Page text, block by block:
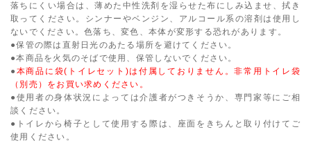
落ちにくい場合は、薄めた中性洗剤を湿らせた布にしみ込ませ、拭き
取ってください。シンナーやベンジン、アルコール系の溶剤は使用し
ないでください。色落ち、変色、本体が変形する恐れがあります。
●保管の際は直射日光のあたる場所を避けてください。
●本商品を火気のそばで使用、保管しないでください。
●本商品に袋(トイレセット)は付属しておりません。非常用トイレ袋
（別売）をお買い求めください。
●使用者の身体状況によっては介護者がつきそうか、専門家等にご相
談ください。
●トイレから椅子として使用する際は、座面をきちんと取り付けてご
使用ください。